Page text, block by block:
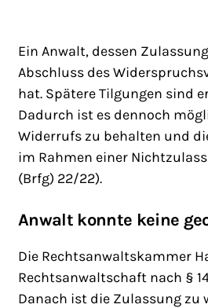
Ein Anwalt, dessen
Abschluss des
hat. Spätere Tilgungen sind
Dadurch ist es dennoch
Widerrufs zu behalten und
im Rahmen einer
(Brfg) 22/22).
Anwalt konnte keine
Die Rechtsanwaltskammer
Rechtsanwaltschaft nach §
Danach ist die Zulassung zu